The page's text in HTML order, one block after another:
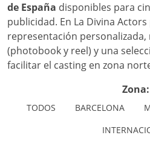
de España disponibles para
publicidad. En La Divina
representación
(photobook y reel) y una
facilitar el casting en zona
Zona:
TODOS BARCELONA